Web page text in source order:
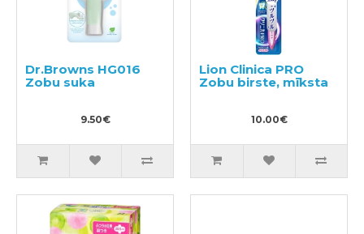
Dr.Browns HG016
Zobu suka
9.50€
Lion Clinica PRO
Zobu birste, mīksta
10.00€